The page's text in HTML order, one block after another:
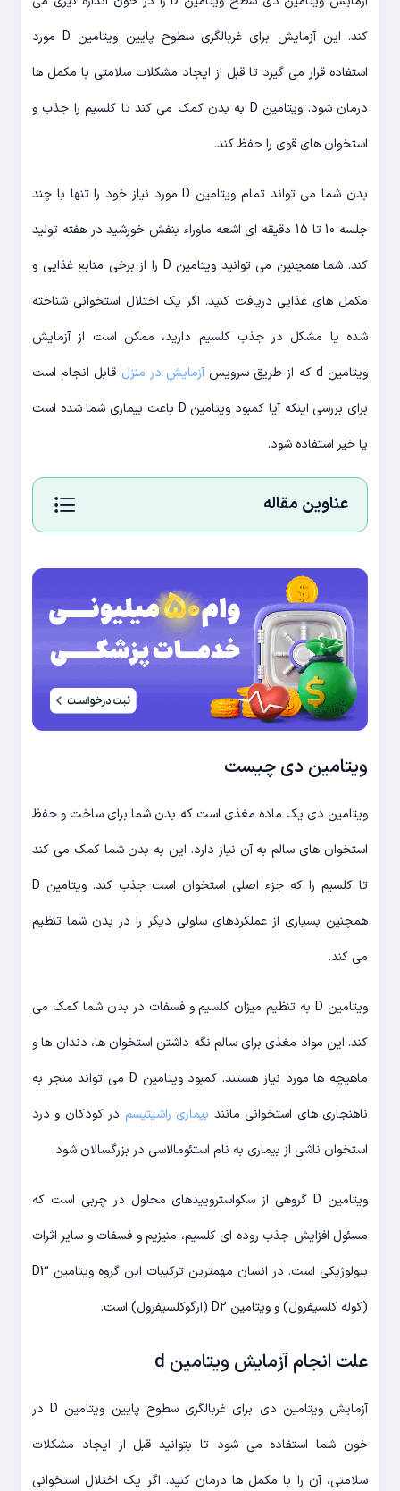
کند. این آزمایش برای غربالگری سطوح پایین ویتامین D مورد
استفاده قرار می گیرد تا قبل از ایجاد مشکلات سلامتی با مکمل ها
درمان شود. ویتامین D به بدن کمک می کند تا کلسیم را جذب و
استخوان های قوی را حفظ کند.
بدن شما می تواند تمام ویتامین D مورد نیاز خود را تنها با چند
جلسه 10 تا 15 دقیقه ای اشعه ماوراء بنفش خورشید در هفته تولید
کند. شما همچنین می توانید ویتامین D را از برخی منابع غذایی و
مکمل های غذایی دریافت کنید. اگر یک اختلال استخوانی شناخته
شده یا مشکل در جذب کلسیم دارید، ممکن است از آزمایش
ویتامین d که از طریق سرویس
آزمایش در منزل قابل انجام است
برای بررسی اینکه آیا کمبود ویتامین D باعث بیماری شما شده است
یا خیر استفاده شود.
عناوین مقاله
ویتامین دی چیست
ویتامین دی یک ماده مغذی است که بدن شما برای ساخت و حفظ
استخوان های سالم به آن نیاز دارد. این به بدن شما کمک می کند
تا کلسیم را که جزء اصلی استخوان است جذب کند. ویتامین D
همچنین بسیاری از عملکردهای سلولی دیگر را در بدن شما تنظیم
می کند.
ویتامین D به تنظیم میزان کلسیم و فسفات در بدن شما کمک می
کند. این مواد مغذی برای سالم نگه داشتن استخوان ها، دندان ها و
ماهیچه ها مورد نیاز هستند. کمبود ویتامین D می تواند منجر به
ناهنجاری های استخوانی مانند بیماری راشیتیسم در کودکان و درد
استخوان ناشی از بیماری به نام استئومالاسی در بزرگسالان شود.
ویتامین D گروهی از سکواستروییدهای محلول در چربی است که
مسئول افزایش جذب روده ای کلسیم، منیزیم و فسفات و سایر اثرات
بیولوژیکی است. در انسان مهمترین ترکیبات این گروه ویتامین D3
(کوله کلسیفرول) و ویتامین D2 (ارگوکلسیفرول) است.
علت انجام آزمایش ویتامین d
آزمایش ویتامین دی برای غربالگری سطوح پایین ویتامین D در
خون شما استفاده می شود تا بتوانید قبل از ایجاد مشکلات
سلامتی، آن را با مکمل ها درمان کنید. اگر یک اختلال استخوانی